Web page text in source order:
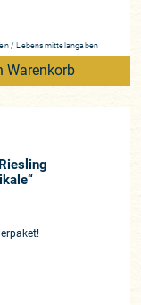
/ Lebensmittelangaben
Warenkorb